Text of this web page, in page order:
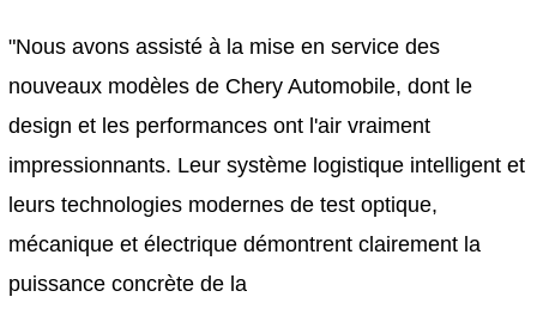
"Nous avons assisté à la mise en service des
nouveaux modèles de Chery Automobile, dont le
design et les performances ont l'air vraiment
impressionnants. Leur système logistique intelligent et
leurs technologies modernes de test optique,
mécanique et électrique démontrent clairement la
puissance concrète de la